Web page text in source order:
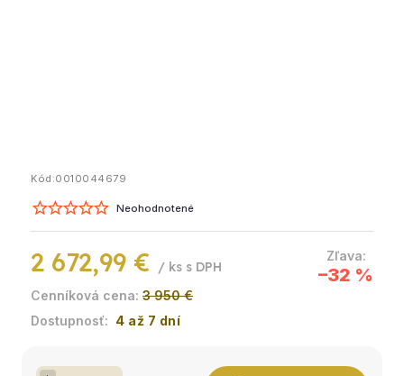
Kód:0010044679
Neohodnotené
3 950 €
–32 %
2 672,99 € / ks
4 až 7 dní